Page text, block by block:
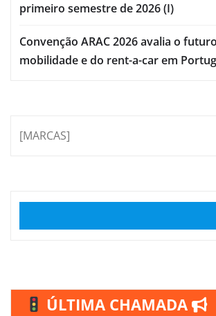
primeiro semestre de 2026 (I)
Convenção ARAC 2026 avalia o
mobilidade e do rent-a-car em
[MARCAS]
ÚLTIMA CHAMADA